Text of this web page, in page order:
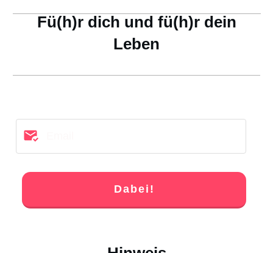
Fü(h)r dich und fü(h)r dein
Leben
Dabei!